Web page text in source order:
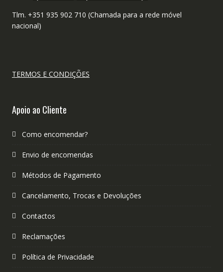
Tlm. +351 935 902 710 (Chamada para a rede móvel
nacional)
TERMOS E CONDIÇÕES
Apoio ao Cliente
Como encomendar?
Envio de encomendas
Métodos de Pagamento
Cancelamento, Trocas e Devoluções
Contactos
Reclamações
Política de Privacidade